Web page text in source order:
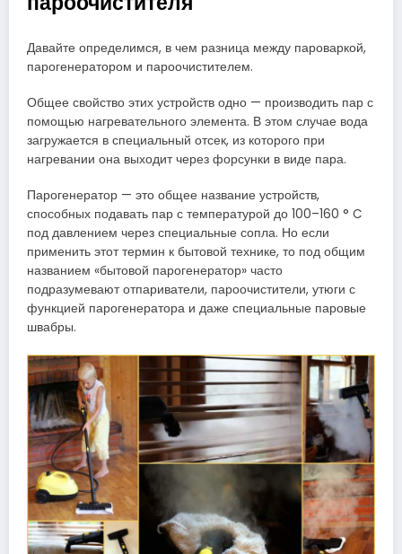
Давайте определимся, в чем разница между пароваркой,
парогенератором и пароочистителем.
Общее свойство этих устройств одно — производить пар с
помощью нагревательного элемента. В этом случае вода
загружается в специальный отсек, из которого при
нагревании она выходит через форсунки в виде пара.
Парогенератор — это общее название устройств,
способных подавать пар с температурой до 100–160 ° C
под давлением через специальные сопла. Но если
применить этот термин к бытовой технике, то под общим
названием «бытовой парогенератор» часто
подразумевают отпариватели, пароочистители, утюги с
функцией парогенератора и даже специальные паровые
швабры.